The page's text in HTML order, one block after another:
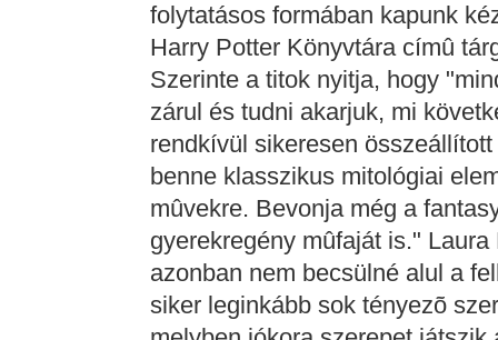
folytatásos formában kapunk
Harry Potter Könyvtára címû
Szerinte a titok nyitja, hogy
zárul és tudni akarjuk, mi
rendkívül sikeresen
benne klasszikus mitológiai
mûvekre. Bevonja még a
gyerekregény mûfaját is."
azonban nem becsülné alul a
siker leginkább sok tényezõ